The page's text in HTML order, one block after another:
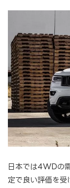
日本では4WDの
定で良い評価を受